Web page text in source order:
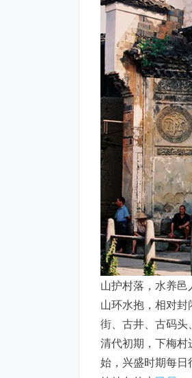
山护村落，水养
山环水抱，相对
街、古井、古码头
清代初期，下梅村
始，兴盛时期每